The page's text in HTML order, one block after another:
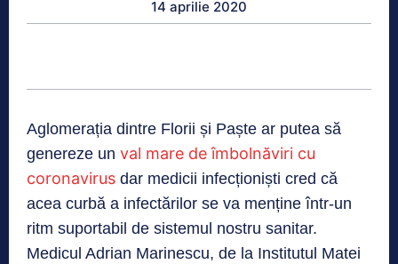
14 aprilie 2020
Aglomerația dintre Florii și Paște ar putea să
genereze un val mare de îmbolnăviri cu
coronavirus dar medicii infecționiști cred că
acea curbă a infectărilor se va menține într-un
ritm suportabil de sistemul nostru sanitar.
Medicul Adrian Marinescu, de la Institutul Matei